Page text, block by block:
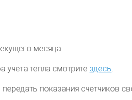
месяца
учета тепла смотрите здесь
показания счетчиков